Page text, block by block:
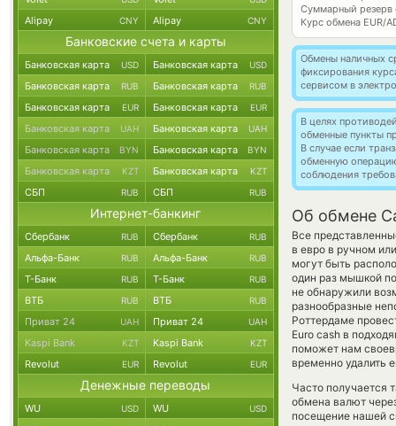
Суммарный резерв
Курс обмена EUR/
Обмены наличных
фиксирования
сервисом в
В целях
обменные пункты
В случае если
обменную
соблюдения
Об обмене
Все
в евро в ручном
могут быть
один раз мышкой
не обнаружили
разнообразные
Роттердаме
Euro cash в
поможет нам
временно удалить
Часто получается
обмена валют
посещение нашей
Alipay CNY Alipay CNY
Банковские счета и карты
Банковская карта USD Банковская карта USD
Банковская карта RUB Банковская карта RUB
Банковская карта EUR Банковская карта EUR
Банковская карта UAH Банковская карта UAH
Банковская карта BYN Банковская карта BYN
Банковская карта KZT Банковская карта KZT
СБП RUB СБП RUB
Интернет-банкинг
Сбербанк RUB Сбербанк RUB
Альфа-Банк RUB Альфа-Банк RUB
Т-Банк RUB Т-Банк RUB
ВТБ RUB ВТБ RUB
Приват 24 UAH Приват 24 UAH
Kaspi Bank KZT Kaspi Bank KZT
Revolut EUR Revolut EUR
Денежные переводы
WU USD WU USD